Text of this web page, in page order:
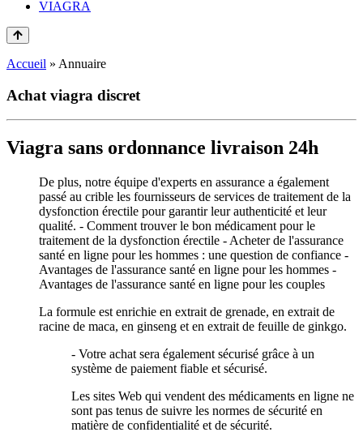
VIAGRA
Accueil » Annuaire
Achat viagra discret
Viagra sans ordonnance livraison 24h
De plus, notre équipe d'experts en assurance a également
passé au crible les fournisseurs de services de traitement de la
dysfonction érectile pour garantir leur authenticité et leur
qualité. - Comment trouver le bon médicament pour le
traitement de la dysfonction érectile - Acheter de l'assurance
santé en ligne pour les hommes : une question de confiance -
Avantages de l'assurance santé en ligne pour les hommes -
Avantages de l'assurance santé en ligne pour les couples
La formule est enrichie en extrait de grenade, en extrait de
racine de maca, en ginseng et en extrait de feuille de ginkgo.
- Votre achat sera également sécurisé grâce à un
système de paiement fiable et sécurisé.
Les sites Web qui vendent des médicaments en ligne ne
sont pas tenus de suivre les normes de sécurité en
matière de confidentialité et de sécurité.